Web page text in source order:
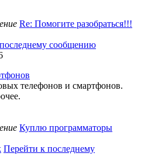
Re: Помогите разобраться!!!
сообщению
телефонов и смартфонов.
Куплю программаторы
Перейти к последнему